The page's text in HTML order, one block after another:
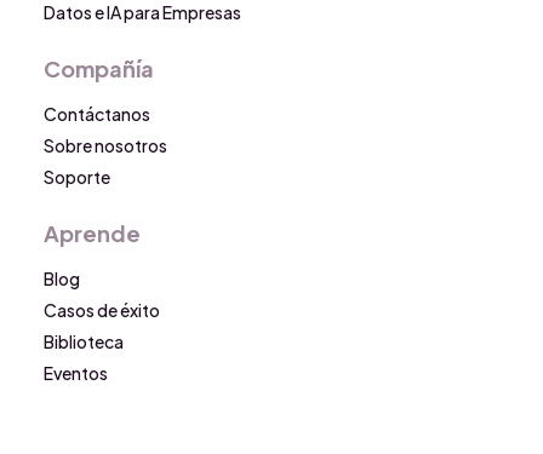
Datos e IA para Empresas
Compañía
Contáctanos
Sobre nosotros
Soporte
Aprende
Blog
Casos de éxito
Biblioteca
Eventos